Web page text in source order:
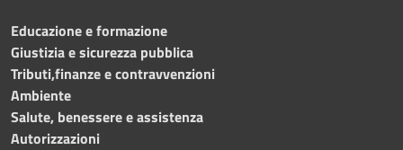
Educazione e formazione
Giustizia e sicurezza pubblica
Tributi,finanze e contravvenzioni
Ambiente
Salute, benessere e assistenza
Autorizzazioni